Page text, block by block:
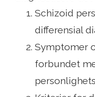
Schizoid
differensial
Symptomer
forbundet